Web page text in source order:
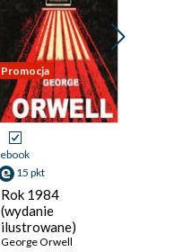
Promocja
ebook
15 pkt
Rok 1984
(wydanie
ilustrowane)
George Orwell